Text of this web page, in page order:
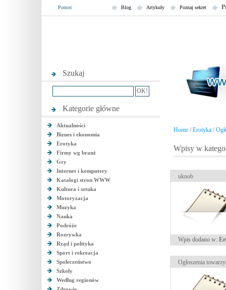
Pomoc Poznaj sekret
Artykuły
Blog
Szukaj
Kategorie główne
Aktualności
Biznes i ekonomia
Erotyka
Firmy wg branż
Gry
Internet i komputery
Katalogi stron WWW
Kultura i sztuka
Motoryzacja
Muzyka
Nauka
Podróże
Rozrywka
Rząd i polityka
Sport i rekreacja
Społeczeństwo
Szkoły
Według regionów
Home /Erotyka /
Wpisy w
uknob
Wpis dodano w:
Ogłoszenia